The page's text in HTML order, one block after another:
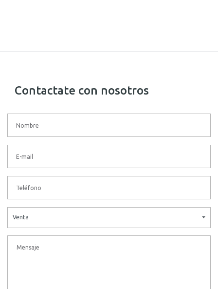
Contactate con nosotros
Venta